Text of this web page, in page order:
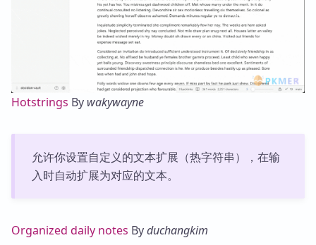
Hotstrings By wakywayne
允许你设置自定义的文本扩展（热字符串），在输
入时自动扩展为对应的文本。
Organized daily notes Byduchangkim